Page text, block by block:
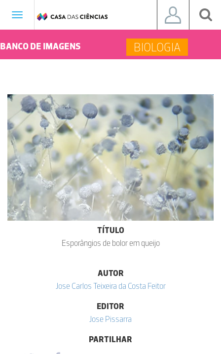
Toggle
BANCO DE IMAGENS BIOLOGIA
TÍTULO
Esporângios de bolor em queijo
AUTOR
Jose Carlos Teixeira da Costa Feitor
EDITOR
Jose Pissarra
PARTILHAR